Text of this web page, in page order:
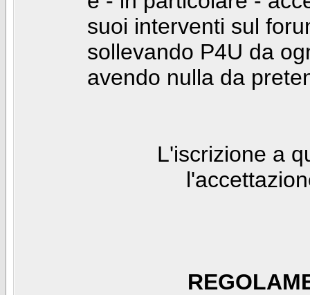
suoi interventi sul
sollevando P4U da
avendo nulla da
L'iscrizione a